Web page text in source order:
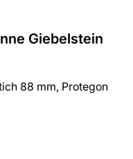
Giebelstein
88 mm, Protegon